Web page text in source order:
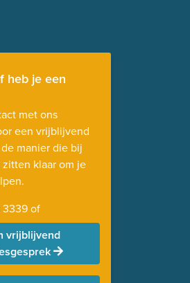
heb je een
met ons
een vrijblijvend
manier die bij
klaar om je
of
vrijblijvend